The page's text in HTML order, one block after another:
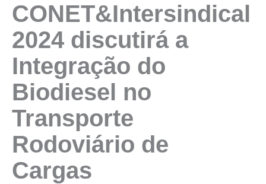
CONET&Intersindical
2024 discutirá a
Integração do
Biodiesel no
Transporte
Rodoviário de
Cargas